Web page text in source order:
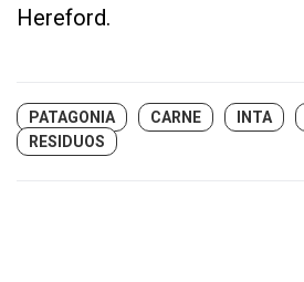
Hereford.
PATAGONIA CARNE INTA
RESIDUOS